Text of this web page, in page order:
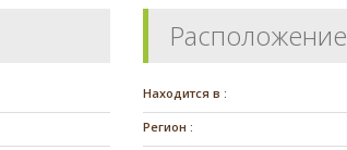
Расположение
Находится в :
Регион :